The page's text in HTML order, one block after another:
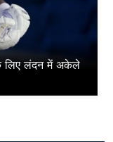
लिए लंदन में अकेले